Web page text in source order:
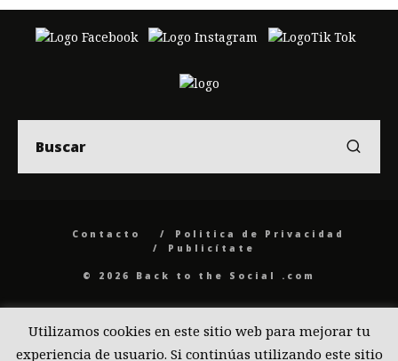
Contacto
Politica de Privacidad
Publicítate
© 2026 Back to the Social .com
Utilizamos cookies en este sitio web para mejorar tu
experiencia de usuario. Si continúas utilizando este sitio